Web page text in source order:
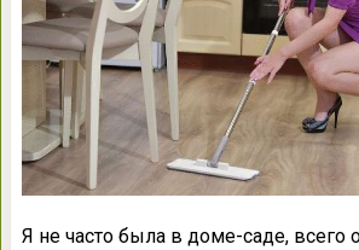
Я не часто была в доме-саде, всего